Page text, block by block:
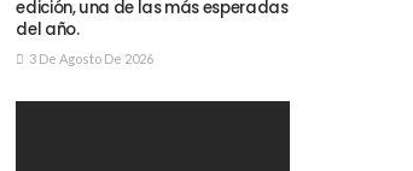
edición, una de las más esperadas
del año.
3 De Agosto De 2026